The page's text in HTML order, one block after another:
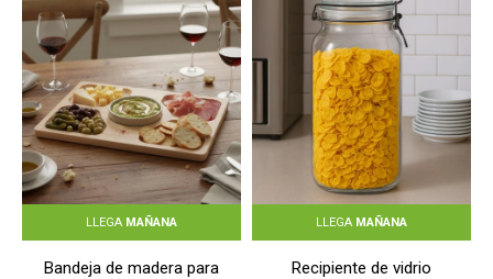
LLEGA MAÑANA
Bandeja de madera para
LLEGA MAÑANA
Recipiente de vidrio